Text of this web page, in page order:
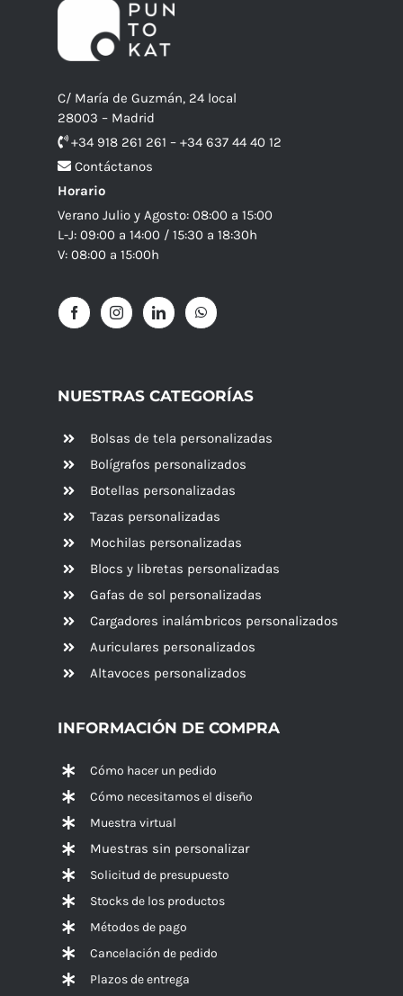
C/ María de Guzmán, 24 local
28003 – Madrid
+34 918 261 261 – +34 637 44 40 12
Contáctanos
Horario
Verano Julio y Agosto: 08:00 a 15:00
L-J: 09:00 a 14:00 / 15:30 a 18:30h
V: 08:00 a 15:00h
NUESTRAS CATEGORÍAS
Bolsas de tela personalizadas
Bolígrafos personalizados
Botellas personalizadas
Tazas personalizadas
Mochilas personalizadas
Blocs y libretas personalizadas
Gafas de sol personalizadas
Cargadores inalámbricos personalizados
Auriculares personalizados
Altavoces personalizados
INFORMACIÓN DE COMPRA
Cómo hacer un pedido
Cómo necesitamos el diseño
Muestra virtual
Muestras sin personalizar
Solicitud de presupuesto
Stocks de los productos
Métodos de pago
Cancelación de pedido
Plazos de entrega